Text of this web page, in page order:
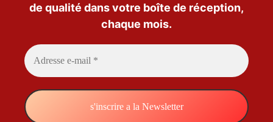
de qualité dans votre boîte de réception,
chaque mois.